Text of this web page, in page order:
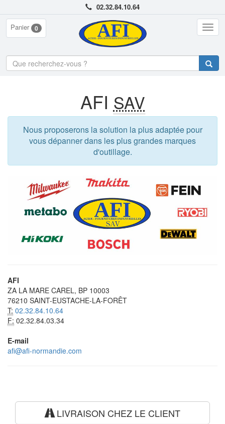
02.32.84.10.64
Panier 0
AFI SAV
Nous proposerons la solution la plus adaptée pour
vous dépanner dans les plus grandes marques
d'outillage.
AFI
ZA LA MARE CAREL, BP 10003
76210 SAINT-EUSTACHE-LA-FORÊT
T: 02.32.84.10.64
F: 02.32.84.03.34
E-mail
afi@afi-normandie.com
LIVRAISON CHEZ LE CLIENT